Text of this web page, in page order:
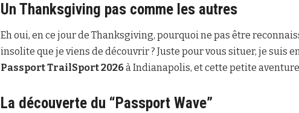
Un Thanksgiving pas comme les autres
Eh oui, en ce jour de Thanksgiving, pourquoi ne pas être
insolite que je viens de découvrir ? Juste pour vous situer, je suis
Passport TrailSport 2026à Indianapolis, et cette petite
La découverte du “Passport Wave”